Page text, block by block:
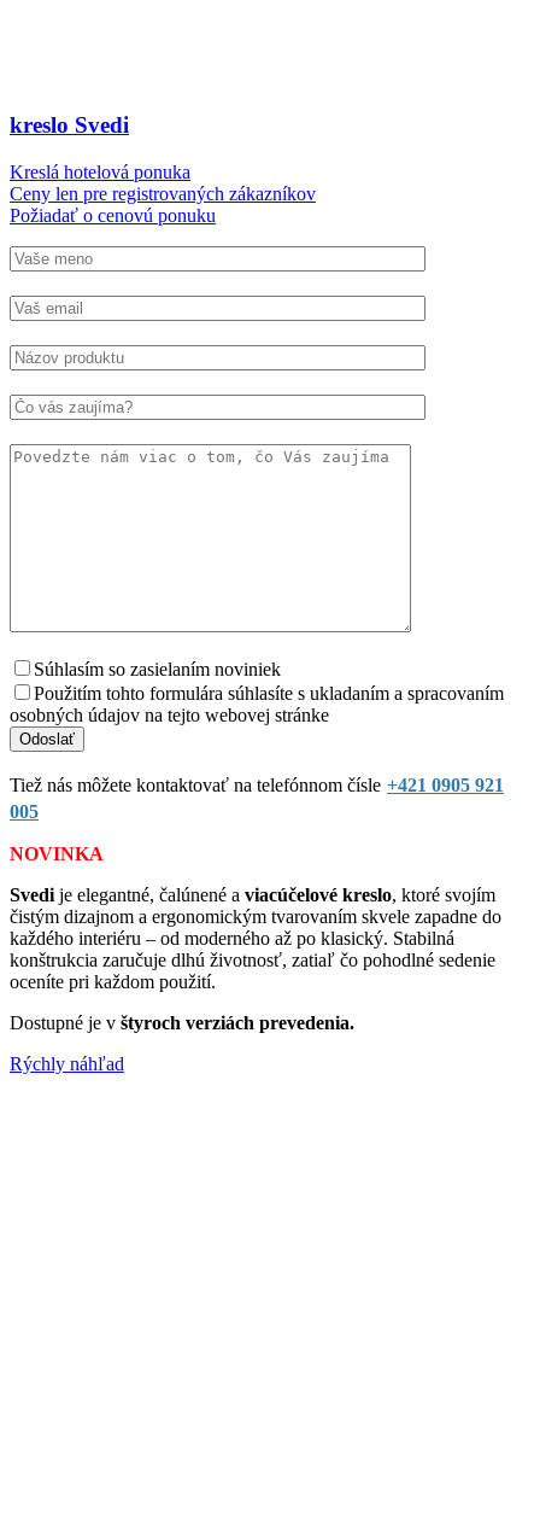
kreslo Svedi
Kreslá hotelová ponuka
Ceny len pre registrovaných zákazníkov
Požiadať o cenovú ponuku
Súhlasím so zasielaním noviniek
Použitím tohto formulára súhlasíte s ukladaním a spracovaním
osobných údajov na tejto webovej stránke
Tiež nás môžete kontaktovať na telefónnom čísle +421 0905 921
005
NOVINKA
Svedi je elegantné, čalúnené a viacúčelové kreslo, ktoré svojím
čistým dizajnom a ergonomickým tvarovaním skvele zapadne do
každého interiéru – od moderného až po klasický. Stabilná
konštrukcia zaručuje dlhú životnosť, zatiaľ čo pohodlné sedenie
oceníte pri každom použití.
Dostupné je v štyroch verziách prevedenia.
Rýchly náhľad